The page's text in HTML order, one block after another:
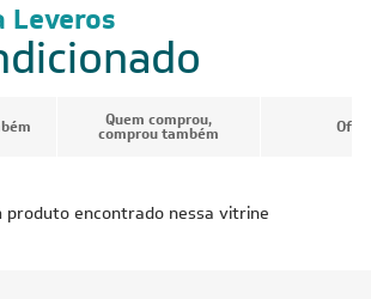
Leveros
Quem comprou,
comprou também
produto encontrado nessa vitrine